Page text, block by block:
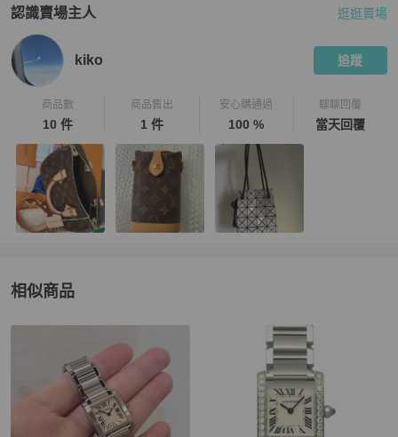
認識賣場主人
PopChill 拍拍圈嚴選賣家
逛逛賣場
kiko 追蹤
商品數
10 件
商品售出
1 件
安心購通過
100 %
聊聊回覆
當天回覆
相似商品
更多相似Cartier女士配件推薦精品